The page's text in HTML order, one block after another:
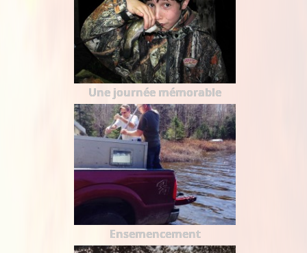
Une journée mémorable
Ensemencement